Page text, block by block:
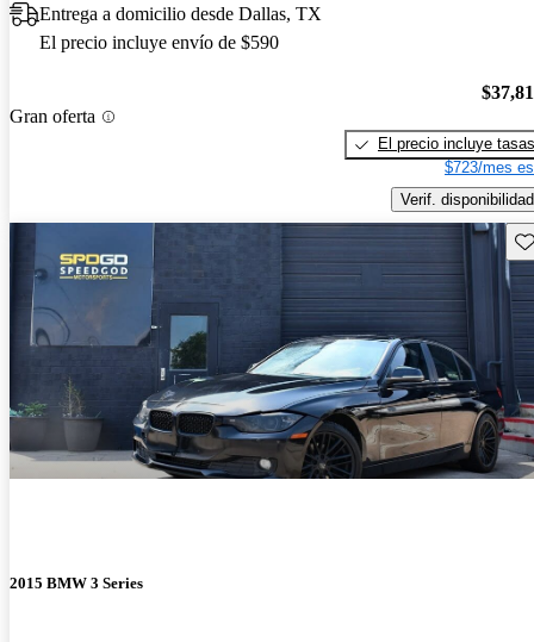
Entrega a domicilio desde Dallas, TX
El precio incluye envío de $590
Gran oferta
El precio incluye tasas
$723/mes
Verif. disponibilidad
2015 BMW 3 Series